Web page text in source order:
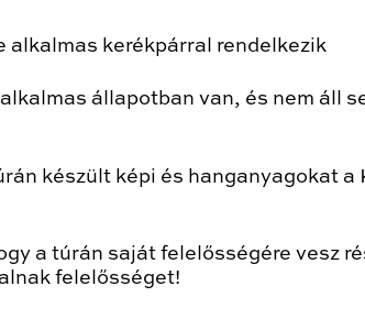
alkalmas kerékpárral rendelkezik
állapotban van, és nem áll
készült képi és hanganyagokat
a túrán saját felelősségére vesz
felelősséget!